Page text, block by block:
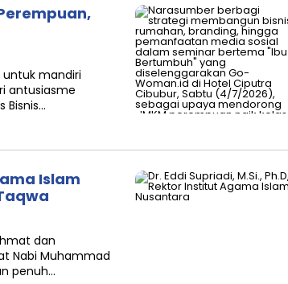
untuk mandiri
antusiasme
Bisnis…
Islam
dan
Nabi Muhammad
penuh…